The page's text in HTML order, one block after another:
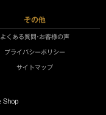
その他
よくある質問•お客様の声
プライバシーポリシー
サイトマップ